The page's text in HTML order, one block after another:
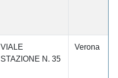
VIALE
STAZIONE N. 35
Verona